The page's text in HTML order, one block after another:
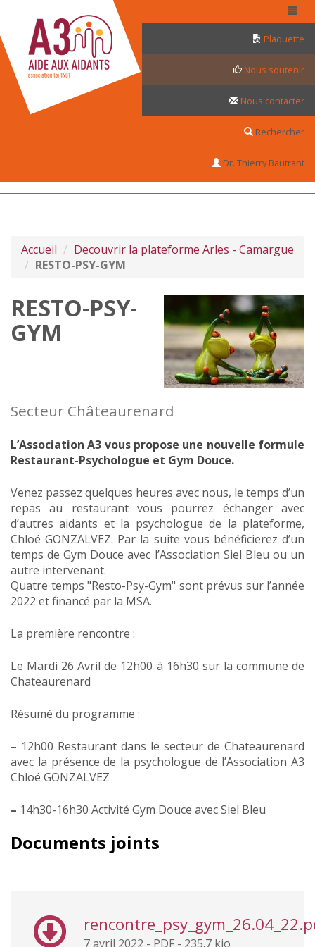
Plaquette
Nous soutenir
Nous contacter
Rechercher
Dr. Thierry Bautrant
Accueil
Decouvrir la plateforme Arles - Camargue
RESTO-PSY-GYM
RESTO-PSY-
GYM
Secteur Châteaurenard
L’Association A3 vous propose une nouvelle formule
Restaurant-Psychologue et Gym Douce.
Venez passez quelques heures avec nous, le temps d’un
repas au restaurant vous pourrez échanger avec
d’autres aidants et la psychologue de la plateforme,
Chloé GONZALVEZ. Par la suite vous bénéficierez d’un
temps de Gym Douce avec l’Association Siel Bleu ou un
autre intervenant.
Quatre temps "Resto-Psy-Gym" sont prévus sur l’année
2022 et financé par la MSA.
La première rencontre :
Le Mardi 26 Avril de 12h00 à 16h30 sur la commune de
Chateaurenard
Résumé du programme :
– 12h00 Restaurant dans le secteur de Chateaurenard
avec la présence de la psychologue de l’Association A3
Chloé GONZALVEZ
– 14h30-16h30 Activité Gym Douce avec Siel Bleu
Documents joints
7 avril 2022 - PDF - 235.7 kio
Panneau de gestion des cookies